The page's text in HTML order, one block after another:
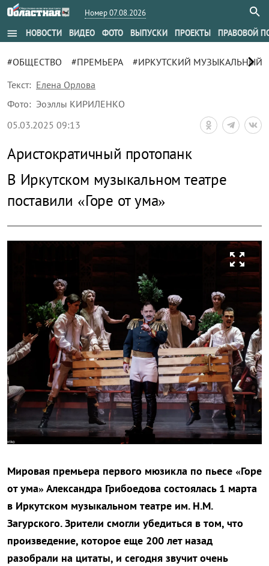
Номер 07.08.2026
menu НОВОСТИ ВИДЕО ФОТО ВЫПУСКИ ПРОЕКТЫ ПРАВОВОЙ
#ОБЩЕСТВО #ПРЕМЬЕРА #ИРКУТСКИЙ МУЗЫКАЛЬНЫЙ
chevron_right
Текст: Елена Орлова
Фото: Эоэллы КИРИЛЕНКО
05.03.2025 09:13
Аристократичный протопанк
В Иркутском музыкальном театре
поставили «Горе от ума»
zoom_out_map
Мировая премьера первого мюзикла по пьесе «Горе
от ума» Александра Грибоедова состоялась 1 марта
в Иркутском музыкальном театре им. Н.М.
Загурского. Зрители смогли убедиться в том, что
произведение, которое еще 200 лет назад
разобрали на цитаты, и сегодня звучит очень